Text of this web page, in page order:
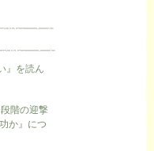
』を読ん
階の迎撃
か』につ